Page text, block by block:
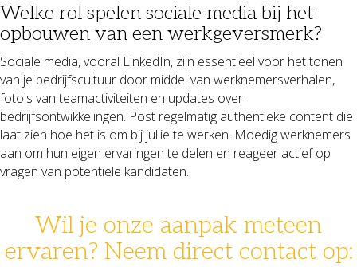
Welke rol spelen sociale media bij het
opbouwen van een werkgeversmerk?
Sociale media, vooral LinkedIn, zijn essentieel voor het tonen
van je bedrijfscultuur door middel van werknemersverhalen,
foto's van teamactiviteiten en updates over
bedrijfsontwikkelingen. Post regelmatig authentieke content die
laat zien hoe het is om bij jullie te werken. Moedig werknemers
aan om hun eigen ervaringen te delen en reageer actief op
vragen van potentiële kandidaten.
Wil je onze aanpak meteen
ervaren? Neem direct contact op: